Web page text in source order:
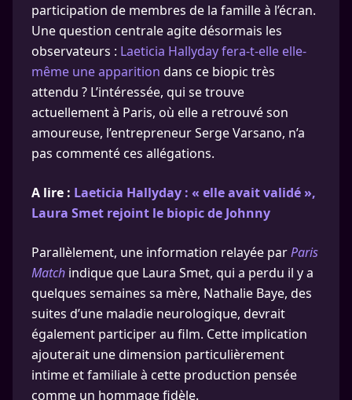
participation de membres de la famille à l’écran.
Une question centrale agite désormais les
observateurs : Laeticia Hallyday fera-t-elle elle-
même une apparition dans ce biopic très
attendu ? L’intéressée, qui se trouve
actuellement à Paris, où elle a retrouvé son
amoureuse, l’entrepreneur Serge Varsano, n’a
pas commenté ces allégations.
A lire : Laeticia Hallyday : « elle avait validé »,
Laura Smet rejoint le biopic de Johnny
Parallèlement, une information relayée parParis
Match indique que Laura Smet, qui a perdu il y a
quelques semaines sa mère, Nathalie Baye, des
suites d’une maladie neurologique, devrait
également participer au film. Cette implication
ajouterait une dimension particulièrement
intime et familiale à cette production pensée
comme un hommage fidèle.